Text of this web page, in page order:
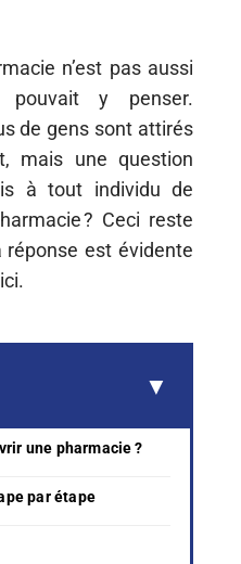
n’est pas aussi
pouvait y penser.
de gens sont attirés
mais une question
à tout individu de
? Ceci reste
réponse est évidente
une pharmacie ?
par étape